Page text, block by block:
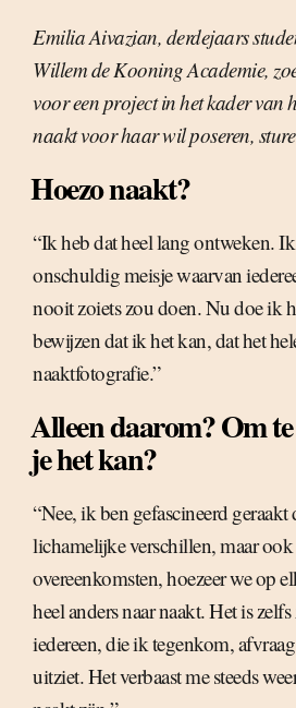
Emilia Aivazian, derdejaars
Willem de Kooning Academie,
voor een project in het kader van
naakt voor haar wil poseren,
Hoezo naakt?
“Ik heb dat heel lang ontweken.
onschuldig meisje waarvan
nooit zoiets zou doen. Nu doe ik
bewijzen dat ik het kan, dat het
naaktfotografie.”
Alleen daarom? Om
je het kan?
“Nee, ik ben gefascineerd
lichamelijke verschillen, maar
overeenkomsten, hoezeer we op
heel anders naar naakt. Het is
iedereen, die ik tegenkom,
uitziet. Het verbaast me steeds